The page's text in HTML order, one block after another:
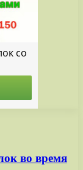
во время